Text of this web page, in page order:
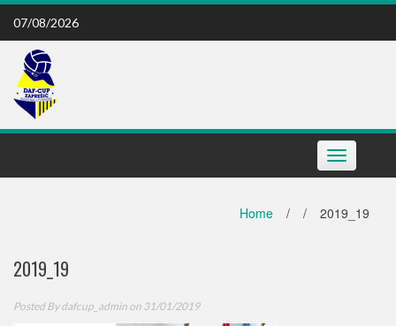
Skip
content
07/08/2026
Toggle
navigation
Home / / 2019_19
2019_19
Posted Bydafcup_admin on 31/01/2019